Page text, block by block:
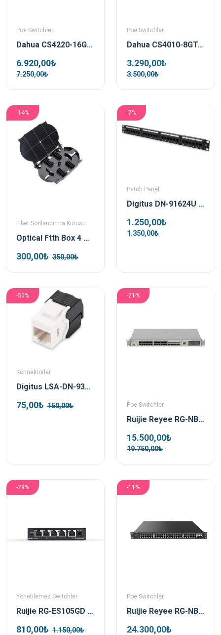
Poe Switchler
Dahua CS4220-16GT-240 16 Port 240W Poe 2x Rj45 2xSfp Gigabit Uplink Cloud Yönetilebilir Gigabit PoE Switch
6.920,00₺
7.250,00₺
Poe Switchler
Dahua CS4010-8GT-110 8 Port 110W Poe 10/100 2x Rj45 Gigabit Uplink Cloud Yönetilebilir Gigabit PoE Switch
3.290,00₺
3.500,00₺
-14%
Fiber Sonlandırma Kutusu
Optical Ftth Box 4 Ports Boş SonlandIrma Kutusu
300,00₺ 350,00₺
-7%
Patch Panel
Digitus DN-91624U 19inch 24 Port Cat-6 UTP Patch Panel
1.250,00₺
1.350,00₺
-50%
Konnektörler
Digitus LSA-DN-93603 Cat 6 Keystone Jack
75,00₺ 150,00₺
-21%
Poe Switchler
Ruijie Reyee RG-NBS3100-24GT4SFP-P-V2 24 Port Poe 4x Sfp Gigabit L2 Yönetilebilir Poe Switch
15.500,00₺
19.750,00₺
-29%
Yönetilemez Switchler
Ruijie RG-ES105GD 5 Port 10/100/1000 Mbps Metal Kasa Gigabit Switch
810,00₺ 1.150,00₺
-11%
Poe Switchler
Ruijie Reyee RG-NBS3100-48GT4SFP-P 48 Port 4 Sfp L2 370W Gigabit Yönetilebilir Poe Switch
24.300,00₺